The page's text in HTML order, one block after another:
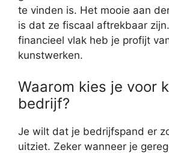
te vinden is. Het mooie aan
is dat ze fiscaal aftrekbaar
financieel vlak heb je profijt
kunstwerken.
Waarom kies je voor
bedrijf?
Je wilt dat je bedrijfspand er
uitziet. Zeker wanneer je